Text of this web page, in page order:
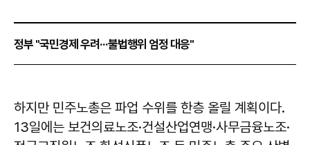
정부 "국민경제 우려···불법행위 엄정 대응"
하지만 민주노총은 파업 수위를 한층 올릴 계획이다.
13일에는 보건의료노조·건설산업연맹·사무금융노조·